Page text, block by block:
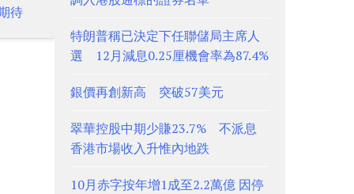
待
特朗普稱已決定下任聯儲局主席人
選 12月減息0.25厘機會率為87.4%
銀價再創新高 突破57美元
翠華控股中期少賺23.7% 不派息
香港市場收入升惟內地跌
10月赤字按年增1成至2.2萬億 因停